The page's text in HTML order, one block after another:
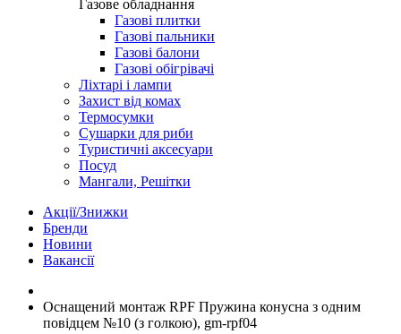
Газове обладнання
Газові плитки
Газові пальники
Газові балони
Газові обігрівачі
Ліхтарі і лампи
Захист від комах
Термосумки
Сушарки для риби
Туристичні аксесуари
Посуд
Мангали, Решітки
Акції/Знижки
Бренди
Новини
Вакансії
Оснащений монтаж RPF Пружина конусна з одним
повідцем №10 (з голкою), gm-rpf04